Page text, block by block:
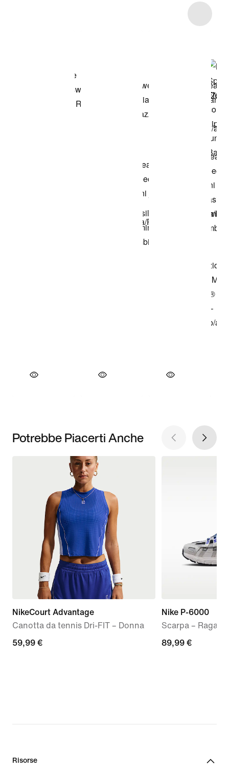
Potrebbe Piacerti Anche
NikeCourt Advantage
Canotta da tennis Dri-FIT – Donna
59,99
59,99 €
Nike P-6000
Scarpa –
89,99
89,99 €
Risorse